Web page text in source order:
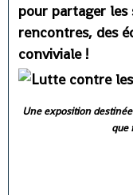
pour partager les
rencontres, des
conviviale !
Une exposition
que